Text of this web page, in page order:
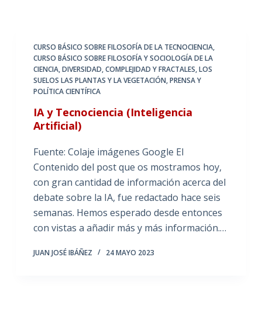
CURSO BÁSICO SOBRE FILOSOFÍA DE LA TECNOCIENCIA,
CURSO BÁSICO SOBRE FILOSOFÍA Y SOCIOLOGÍA DE LA
CIENCIA,DIVERSIDAD, COMPLEJIDAD Y FRACTALES,LOS
SUELOS LAS PLANTAS Y LA VEGETACIÓN,PRENSA Y
POLÍTICA CIENTÍFICA
IA y Tecnociencia (Inteligencia
Artificial)
Fuente: Colaje imágenes Google El
Contenido del post que os mostramos hoy,
con gran cantidad de información acerca del
debate sobre la IA, fue redactado hace seis
semanas. Hemos esperado desde entonces
con vistas a añadir más y más información.…
JUAN JOSÉ IBÁÑEZ 24 MAYO 2023